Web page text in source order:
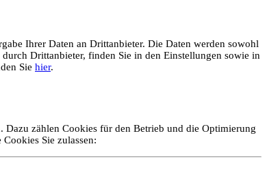
Ihrer Daten an Drittanbieter. Die Daten werden sowohl
Drittanbieter, finden Sie in den Einstellungen sowie in
Sie hier.
Dazu zählen Cookies für den Betrieb und die Optimierung
Sie zulassen: